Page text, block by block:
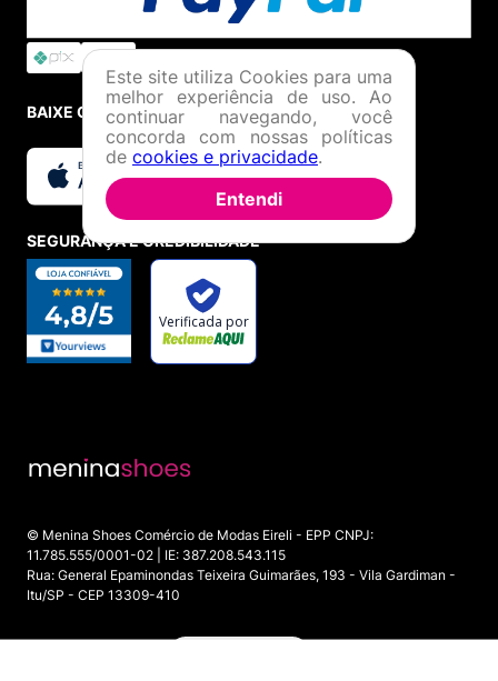
BAIXE O APP
SEGURANÇA E CREDIBILIDADE
© Menina Shoes Comércio de Modas Eireli - EPP CNPJ:
11.785.555/0001-02 | IE: 387.208.543.115
Rua: General Epaminondas Teixeira Guimarães, 193 - Vila Gardiman -
Itu/SP - CEP 13309-410
Este site utiliza Cookies para uma
melhor experiência de uso. Ao
continuar navegando, você
concorda com nossas políticas
de cookies e privacidade.
Entendi